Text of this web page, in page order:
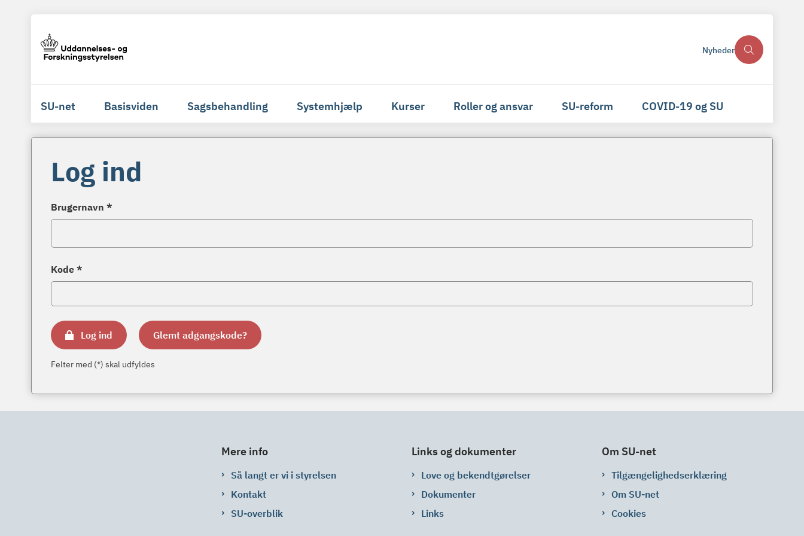
Nyheder
SU-net Basisviden Sagsbehandling Systemhjælp Kurser Roller og ansvar SU-reform COVID-19 og SU
Log ind
Brugernavn *
Kode *
Log ind Glemt adgangskode?
Felter med (*) skal udfyldes
Mere info
Så langt er vi i styrelsen
Kontakt
SU-overblik
Links og dokumenter
Love og bekendtgørelser
Dokumenter
Links
Om SU-net
Tilgængelighedserklæring
Om SU-net
Cookies